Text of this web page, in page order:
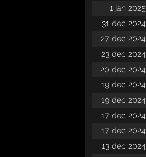
1 jan 2025
31 dec 2024
27 dec 2024
23 dec 2024
20 dec 2024
19 dec 2024
19 dec 2024
17 dec 2024
17 dec 2024
13 dec 2024